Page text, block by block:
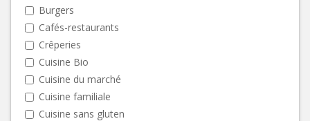
Burgers
Cafés-restaurants
Crêperies
Cuisine Bio
Cuisine du marché
Cuisine familiale
Cuisine sans gluten